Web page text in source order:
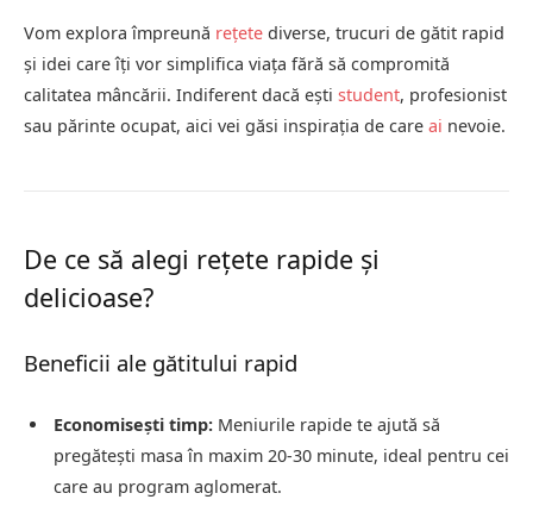
Vom explora împreună rețete diverse, trucuri de gătit rapid
și idei care îți vor simplifica viața fără să compromită
calitatea mâncării. Indiferent dacă ești student, profesionist
sau părinte ocupat, aici vei găsi inspirația de care ai nevoie.
De ce să alegi rețete rapide și
delicioase?
Beneficii ale gătitului rapid
Economisești timp: Meniurile rapide te ajută să
pregătești masa în maxim 20-30 minute, ideal pentru cei
care au program aglomerat.